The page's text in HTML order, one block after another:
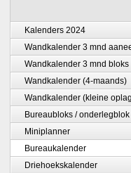
Kalenders 2024
Wandkalender 3 mnd
Wandkalender 3 mnd bloks
Wandkalender (4-maands)
Wandkalender (kleine
Bureaubloks / onderlegblok
Miniplanner
Bureaukalender
Driehoekskalender